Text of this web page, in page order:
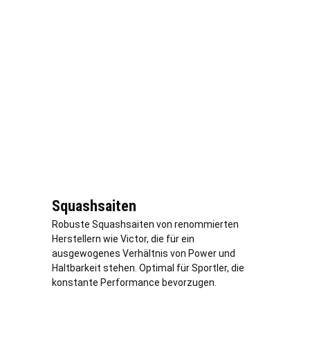
Squashsaiten
Robuste Squashsaiten von renommierten
Herstellern wie Victor, die für ein
ausgewogenes Verhältnis von Power und
Haltbarkeit stehen. Optimal für Sportler, die
konstante Performance bevorzugen.